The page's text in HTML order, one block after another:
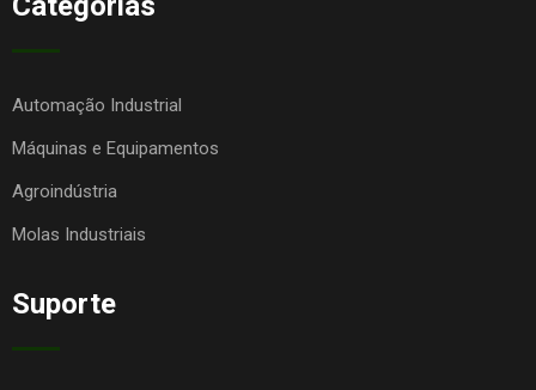
Automação Industrial
Máquinas e Equipamentos
Agroindústria
Molas Industriais
Suporte